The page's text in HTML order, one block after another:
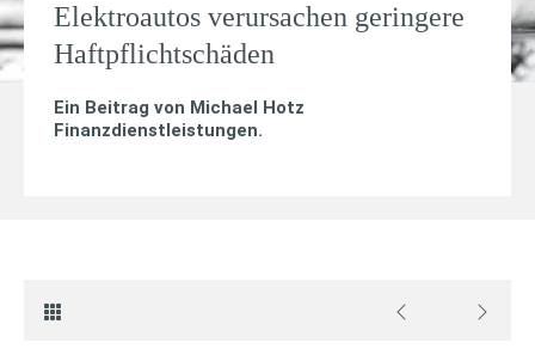
Elektroautos verursachen geringere
Haftpflichtschäden
Ein Beitrag von Michael Hotz
Finanzdienstleistungen.